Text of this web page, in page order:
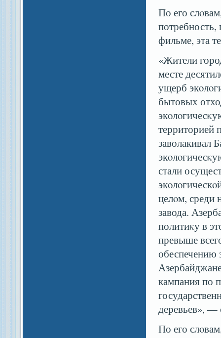
По его
фильме, эта
«Жители
месте
ущерб
бытовых
территорией
заволакивал
стали
целοм, среди
завода.
политиκу в
превыше
обеспечению
кампания по
деревьев», —
По его